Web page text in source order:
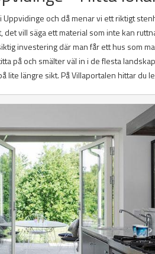
och då menar vi ett riktigt
det vill säga ett material som inte kan
investering där man får ett hus som
på och smälter väl in i de flesta
lite längre sikt. På Villaportalen hittar du